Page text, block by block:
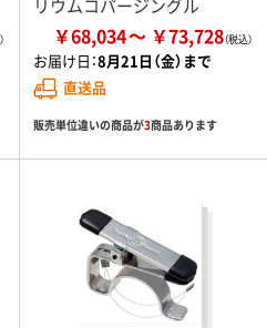
リウムコパージングル
￥68,034 ￥73,728
お届け日：8月21日（金）まで
直送品
販売単位違いの商品が3商品あります